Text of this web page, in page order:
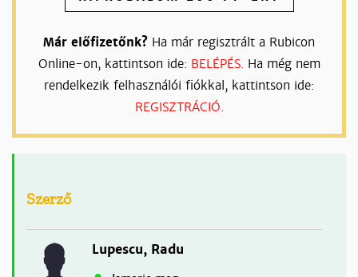
Már előfizetőnk? Ha már regisztrált a Rubicon
Online-on, kattintson ide: BELÉPÉS. Ha még nem
rendelkezik felhasználói fiókkal, kattintson ide:
REGISZTRÁCIÓ.
Szerző
Lupescu, Radu